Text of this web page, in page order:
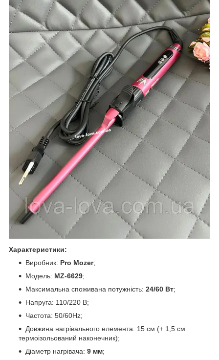
Характеристики:
Виробник: Pro Mozer;
Модель: MZ-6629;
Максимальна споживана потужність: 24/60 Вт;
Напруга: 110/220 В;
Частота: 50/60Hz;
Довжина нагрівального елемента: 15 см (+ 1,5 см
термоізольований наконечник);
Діаметр нагрівача: 9 мм;